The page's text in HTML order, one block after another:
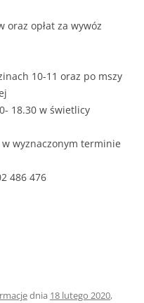
oraz opłat za wywóz
10-11 oraz po mszy
18.30 w świetlicy
wyznaczonym terminie
486 476
dnia 18 lutego 2020,